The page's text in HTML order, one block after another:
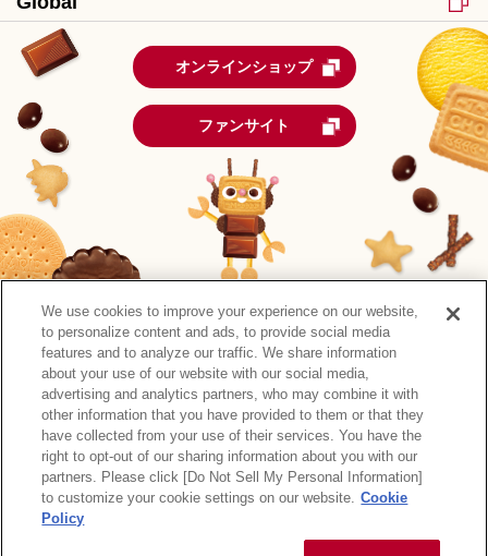
オンラインショップ
ファンサイト
森永製菓公式アカウント一覧
サイトマップ RSSの配信について
プライバシーポリシー
ウェブアクセシビリティ
ご利用規約 リンク
We use cookies to improve your experience on our website,
to personalize content and ads, to provide social media
features and to analyze our traffic. We share information
about your use of our website with our social media,
advertising and analytics partners, who may combine it with
other information that you have provided to them or that they
have collected from your use of their services. You have the
right to opt-out of our sharing information about you with our
partners. Please click [Do Not Sell My Personal Information]
to customize your cookie settings on our website. Cookie
Policy